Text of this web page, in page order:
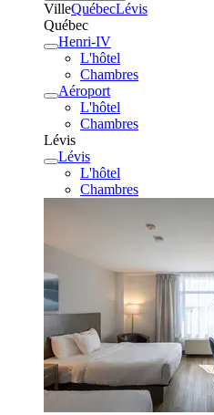
VilleQuébecLévis
Québec
Henri-IV
L'hôtel
Chambres
Aéroport
L'hôtel
Chambres
Lévis
Lévis
L'hôtel
Chambres